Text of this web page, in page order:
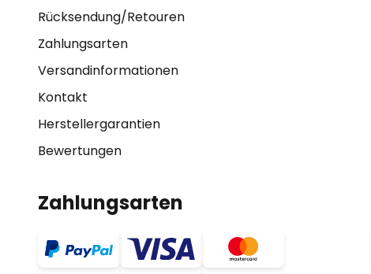
Rücksendung/Retouren
Zahlungsarten
Versandinformationen
Kontakt
Herstellergarantien
Bewertungen
Zahlungsarten